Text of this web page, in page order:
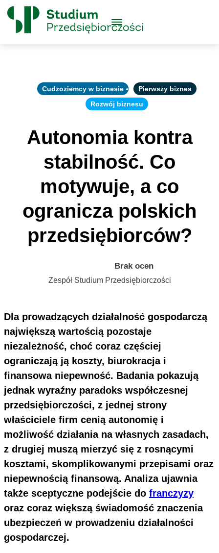
Skip to content
Główne
Logo
Menu
Cudzoziemcy w biznesie
Pierwszy biznes
Rozwój biznesu
Autonomia kontra
stabilność. Co
motywuje, a co
ogranicza polskich
przedsiębiorców?
Brak ocen
Zespół Studium Przedsiębiorczości
Dla prowadzących działalność gospodarczą
największą wartością pozostaje
niezależność, choć coraz częściej
ograniczają ją koszty, biurokracja i
finansowa niepewność. Badania pokazują
jednak wyraźny paradoks współczesnej
przedsiębiorczości, z jednej strony
właściciele firm cenią autonomię i
możliwość działania na własnych zasadach,
z drugiej muszą mierzyć się z rosnącymi
kosztami, skomplikowanymi przepisami oraz
niepewnością finansową. Analiza ujawnia
także sceptyczne podejście do franczyzy
oraz coraz większą świadomość znaczenia
ubezpieczeń w prowadzeniu działalności
gospodarczej.